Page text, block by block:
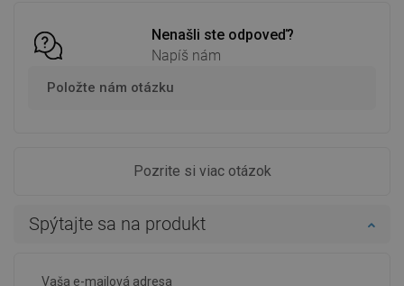
Nenašli ste odpoveď?
Napíš nám
Položte nám otázku
Pozrite si viac otázok
Spýtajte sa na produkt